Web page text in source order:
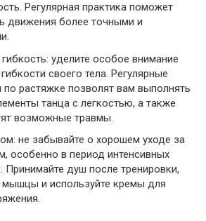
Регулярная практика поможет
движения более точными и
уделите особое внимание
своего тела. Регулярные
по растяжке позволят вам выполнять
танца с легкостью, а также
возможные травмы.
не забывайте о хорошем уходе за
особенно в период интенсивных
Принимайте душ после тренировки,
мышцы и используйте кремы для